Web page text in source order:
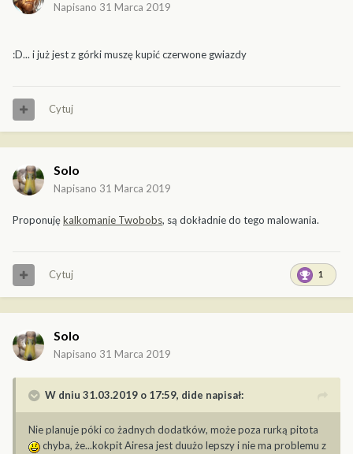
Napisano 31 Marca 2019
:D... i już jest z górki muszę kupić czerwone gwiazdy
Cytuj
Solo
Napisano 31 Marca 2019
Proponujękalkomanie Twobobs, są dokładnie do tego malowania.
1
Cytuj
Solo
Napisano 31 Marca 2019
W dniu 31.03.2019 o 17:59, dide napisał:
Nie planuje póki co żadnych dodatków, może poza rurką pitota
chyba, że...kokpit Airesa jest duużo lepszy i nie ma problemu z